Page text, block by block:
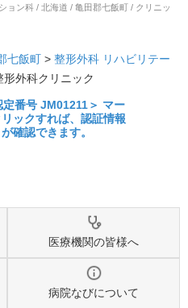
ョン科 / 北海道 / 亀田郡七飯町 / クリニッ
七飯町 > 整形外科 リハビリテー
形外科クリニック
医療機関の皆様へ
病院なびについて